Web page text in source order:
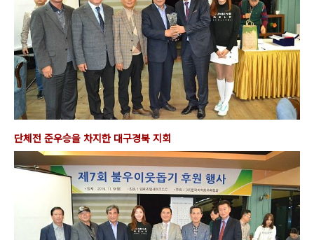
단체전 준우승을 차지한 대구경북 지회